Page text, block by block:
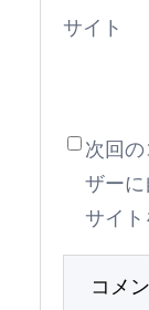
サイト
次回
ザーに
サイト